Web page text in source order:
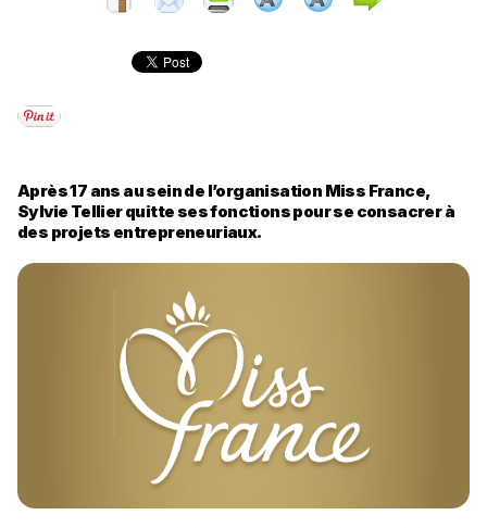
Après 17 ans au sein de l’organisation Miss France,
Sylvie Tellier quitte ses fonctions pour se consacrer à
des projets entrepreneuriaux.